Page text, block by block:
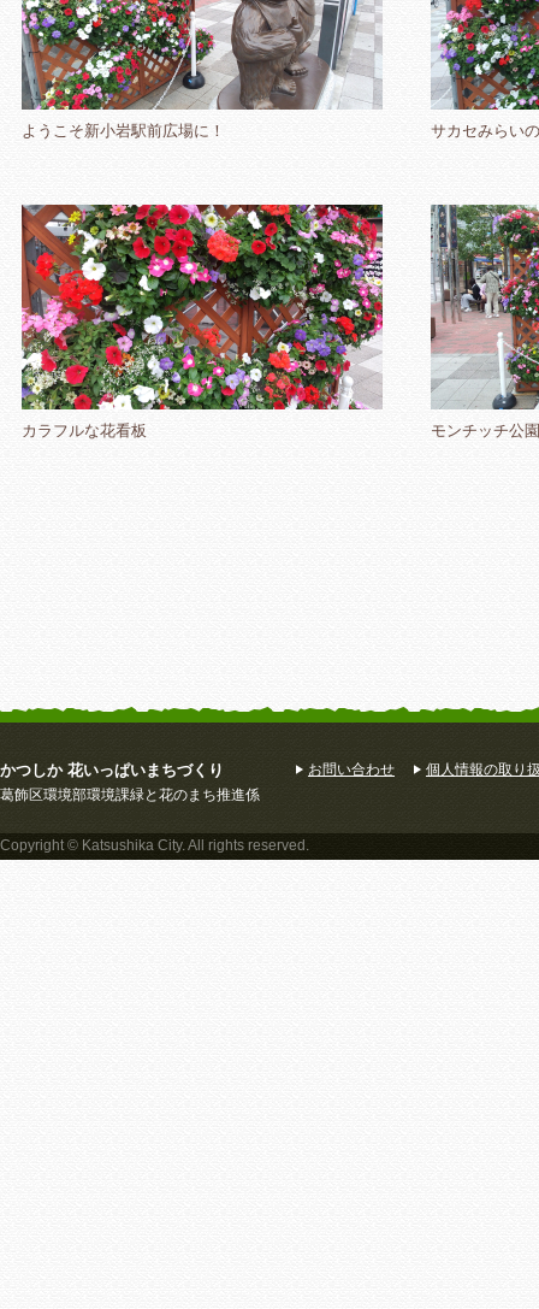
ようこそ新小岩駅前広場に！ サカセみらい
カラフルな花看板 モンチッチ公
かつしか 花いっぱいまちづくり
葛飾区環境部環境課緑と花のまち推進係
お問い合わせ 個人情報の取り
Copyright © Katsushika City. All rights reserved.